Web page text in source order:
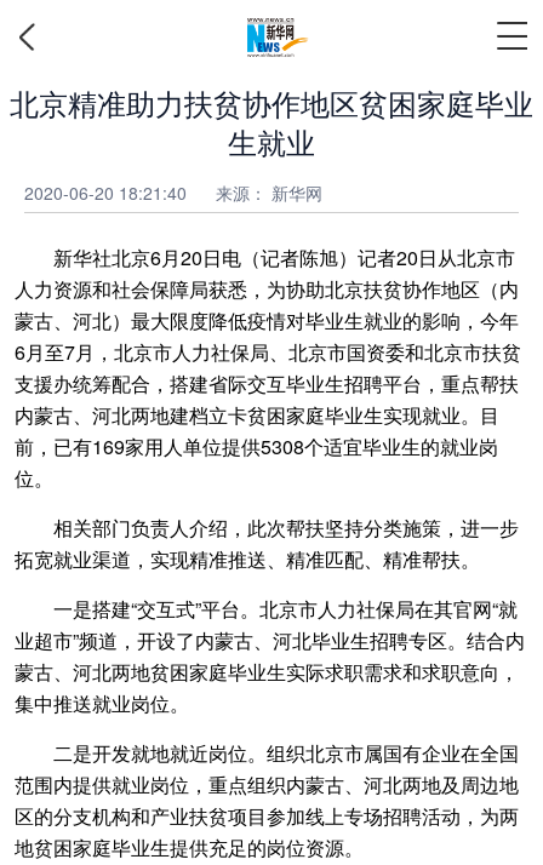
北京精准助力扶贫协作地区贫困家庭毕业
生就业
2020-06-20 18:21:40 来源： 新华网
新华社北京6月20日电（记者陈旭）记者20日从北京市
人力资源和社会保障局获悉，为协助北京扶贫协作地区（内
蒙古、河北）最大限度降低疫情对毕业生就业的影响，今年
6月至7月，北京市人力社保局、北京市国资委和北京市扶贫
支援办统筹配合，搭建省际交互毕业生招聘平台，重点帮扶
内蒙古、河北两地建档立卡贫困家庭毕业生实现就业。目
前，已有169家用人单位提供5308个适宜毕业生的就业岗
位。
相关部门负责人介绍，此次帮扶坚持分类施策，进一步
拓宽就业渠道，实现精准推送、精准匹配、精准帮扶。
一是搭建“交互式”平台。北京市人力社保局在其官网“就
业超市”频道，开设了内蒙古、河北毕业生招聘专区。结合内
蒙古、河北两地贫困家庭毕业生实际求职需求和求职意向，
集中推送就业岗位。
二是开发就地就近岗位。组织北京市属国有企业在全国
范围内提供就业岗位，重点组织内蒙古、河北两地及周边地
区的分支机构和产业扶贫项目参加线上专场招聘活动，为两
地贫困家庭毕业生提供充足的岗位资源。